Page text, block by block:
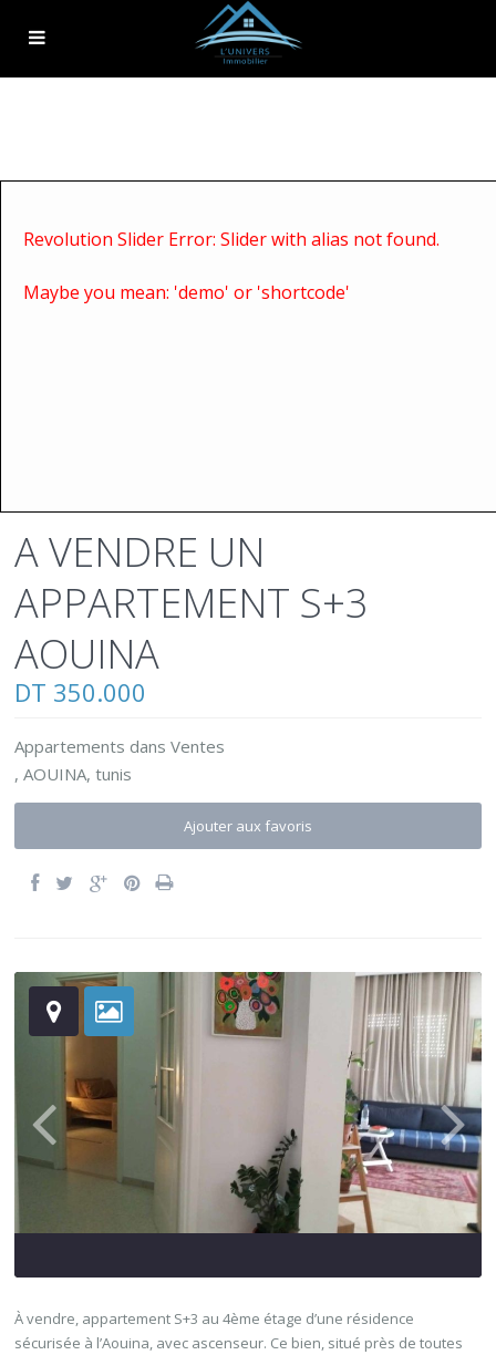
Revolution Slider Error: Slider with alias not found.
Maybe you mean: 'demo' or 'shortcode'
A VENDRE UN
APPARTEMENT S+3
AOUINA
DT 350.000
Appartements dans Ventes
, AOUINA, tunis
Ajouter aux favoris
À vendre, appartement S+3 au 4ème étage d’une résidence
sécurisée à l’Aouina, avec ascenseur. Ce bien, situé près de toutes